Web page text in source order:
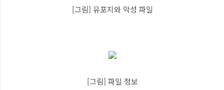
[그림] 유포지와 악성 파일
[그림] 파일 정보